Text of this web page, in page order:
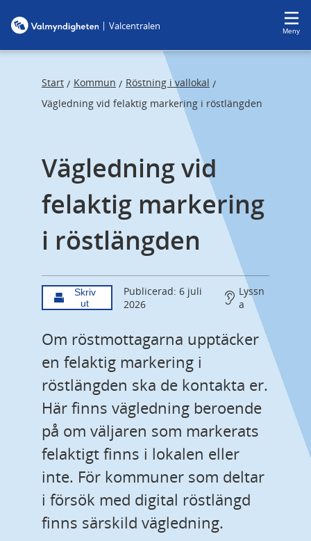
| Valcentralen Meny
Start / Kommun / Röstning i vallokal /
Vägledning vid felaktig markering i röstlängden
Vägledning vid
felaktig markering
i röstlängden
Skriv
ut
Publicerad: 6 juli
2026
Lyssn
a
Om röstmottagarna upptäcker
en felaktig markering i
röstlängden ska de kontakta er.
Här finns vägledning beroende
på om väljaren som markerats
felaktigt finns i lokalen eller
inte. För kommuner som deltar
i försök med digital röstlängd
finns särskild vägledning.
c
c